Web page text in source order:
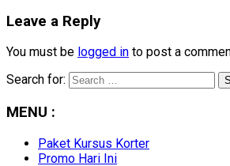
Leave a Reply
You must be logged in to post a
Search for:
MENU :
Paket Kursus Korter
Promo Hari Ini